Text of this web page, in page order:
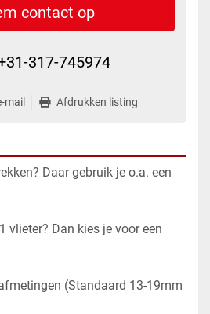
contact op
317-745974
mail Afdrukken listing
Daar gebruik je o.a. een
vlieter? Dan kies je voor een
(Standaard 13-19mm